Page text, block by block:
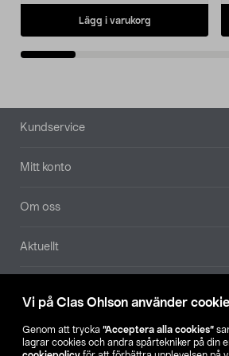
Vi på Clas Ohlson använder
Genom att trycka ”Acceptera alla cookies”
lagrar cookies och andra spårtekniker på din
Lägg i varukorg
Sidfot
Kundservice
Mitt konto
Om oss
Aktuellt
Hitta butik